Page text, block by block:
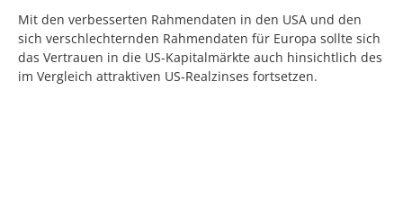
Mit den verbesserten Rahmendaten in den USA und den
sich verschlechternden Rahmendaten für Europa sollte sich
das Vertrauen in die US-Kapitalmärkte auch hinsichtlich des
im Vergleich attraktiven US-Realzinses fortsetzen.